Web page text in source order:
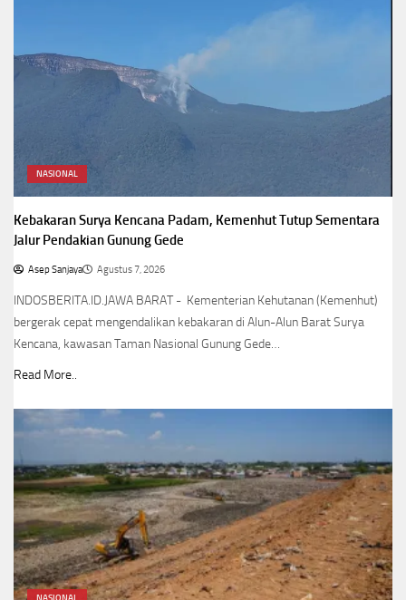
NASIONAL
Kebakaran Surya Kencana Padam, Kemenhut Tutup Sementara
Jalur Pendakian Gunung Gede
Asep Sanjaya Agustus 7, 2026
INDOSBERITA.ID.JAWA BARAT - Kementerian Kehutanan (Kemenhut)
bergerak cepat mengendalikan kebakaran di Alun-Alun Barat Surya
Kencana, kawasan Taman Nasional Gunung Gede…
Read More..